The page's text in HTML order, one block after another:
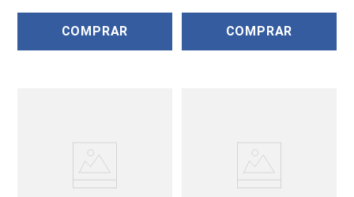
COMPRAR COMPRAR